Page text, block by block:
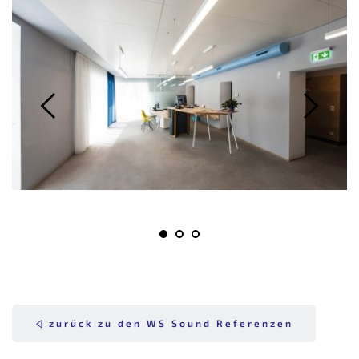
zurück zu den WS Sound Referenzen